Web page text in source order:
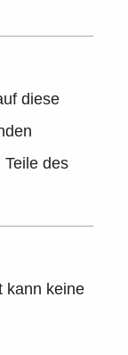
diese
des
kann keine